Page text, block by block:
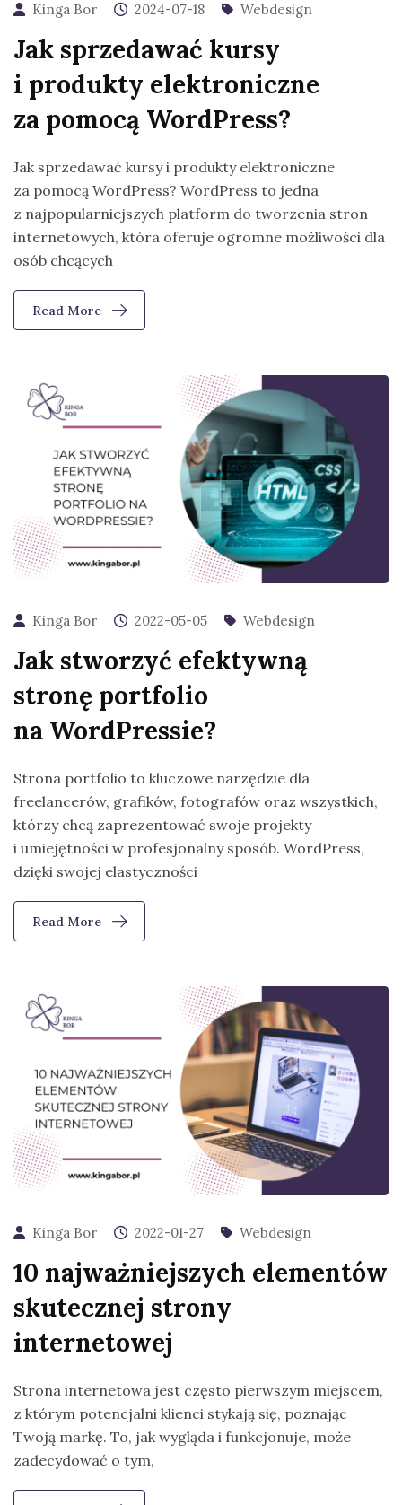
Kinga Bor 2024-07-18 Webdesign
Jak sprzedawać kursy
i produkty elektroniczne
za pomocą WordPress?
Jak sprzedawać kursy i produkty elektroniczne
za pomocą WordPress? WordPress to jedna
z najpopularniejszych platform do tworzenia stron
internetowych, która oferuje ogromne możliwości dla
osób chcących
Read More
Kinga Bor 2022-05-05 Webdesign
Jak stworzyć efektywną
stronę portfolio
na WordPressie?
Strona portfolio to kluczowe narzędzie dla
freelancerów, grafików, fotografów oraz wszystkich,
którzy chcą zaprezentować swoje projekty
i umiejętności w profesjonalny sposób. WordPress,
dzięki swojej elastyczności
Read More
Kinga Bor 2022-01-27 Webdesign
10 najważniejszych elementów
skutecznej strony
internetowej
Strona internetowa jest często pierwszym miejscem,
z którym potencjalni klienci stykają się, poznając
Twoją markę. To, jak wygląda i funkcjonuje, może
zadecydować o tym,